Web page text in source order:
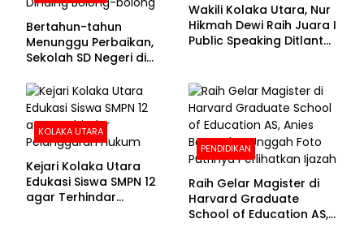
Bertahun-tahun
Menunggu Perbaikan,
Sekolah SD Negeri di
Beralas Tanah dan
Dinding Bolong-bolong
Wakili Kolaka Utara, Nur
Hikmah Dewi Raih Juara I
Public Speaking Ditlantas
Bhayangkara ke-80
KOLAKA UTARA
Kejari Kolaka Utara
Edukasi Siswa SMPN 12
agar Terhindar
PENDIDIKAN
Raih Gelar Magister di
Harvard Graduate
School of Education AS,